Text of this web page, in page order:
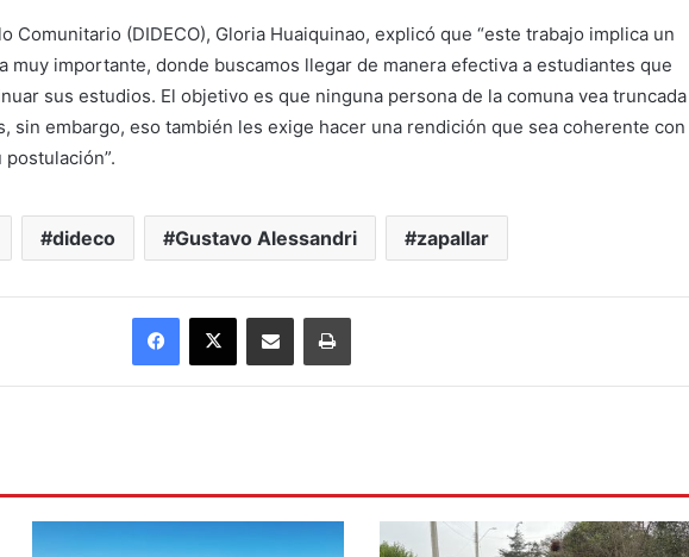
Comunitario (DIDECO), Gloria Huaiquinao, explicó que “este trabajo implica un
muy importante, donde buscamos llegar de manera efectiva a estudiantes que
sus estudios. El objetivo es que ninguna persona de la comuna vea truncada
sin embargo, eso también les exige hacer una rendición que sea coherente con
dideco Gustavo Alessandri zapallar
X Compartir por correo electrónico